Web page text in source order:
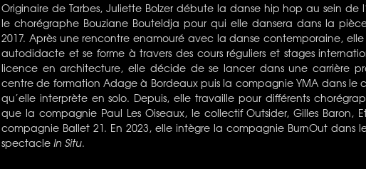
Originaire de Tarbes, Juliette Bolzer débute la danse hip hop au sein de
le chorégraphe Bouziane Bouteldja pour qui elle dansera dans la
2017. Après une rencontre enamouré avec la danse contemporaine,
autodidacte et se forme à travers des cours réguliers et stages
licence en architecture, elle décide de se lancer dans une carrière
centre de formation Adage à Bordeaux puis la compagnie YMA dans le
qu’elle interprète en solo. Depuis, elle travaille pour différents
que la compagnie Paul Les Oiseaux, le collectif Outsider, Gilles Baron,
compagnie Ballet 21. En 2023, elle intègre la compagnie BurnOut
spectacle In Situ.